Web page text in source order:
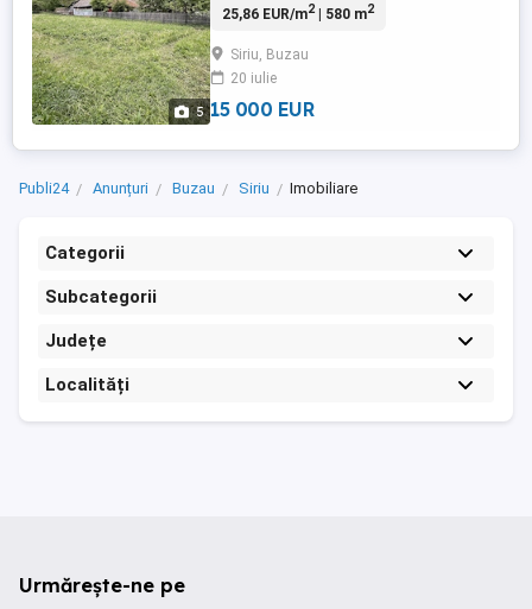
5
față în față cu atelierele centrale . Front
apă, canalizare) .
25,86 EUR/m2| 580 m2
Siriu, Buzau
20 iulie
15 000 EUR
Publi24 Anunțuri Buzau Siriu Imobiliare
Categorii
Subcategorii
Județe
Localități
Urmărește-ne pe